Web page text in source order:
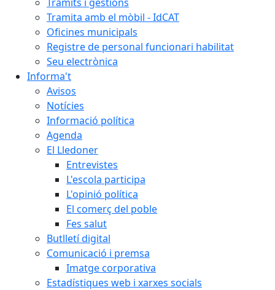
Tramita amb el mòbil - IdCAT
Oficines municipals
Registre de personal funcionari habilitat
Seu electrònica
Informa't
Avisos
Notícies
Informació política
Agenda
El Lledoner
Entrevistes
L'escola participa
L'opinió política
El comerç del poble
Fes salut
Butlletí digital
Comunicació i premsa
Imatge corporativa
Estadístiques web i xarxes socials